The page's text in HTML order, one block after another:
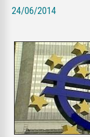
24/06/2014